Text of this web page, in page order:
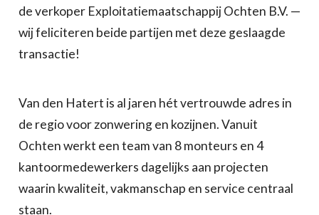
de verkoper Exploitatiemaatschappij Ochten B.V. —
wij feliciteren beide partijen met deze geslaagde
transactie!
Van den Hatert is al jaren hét vertrouwde adres in
de regio voor zonwering en kozijnen. Vanuit
Ochten werkt een team van 8 monteurs en 4
kantoormedewerkers dagelijks aan projecten
waarin kwaliteit, vakmanschap en service centraal
staan.